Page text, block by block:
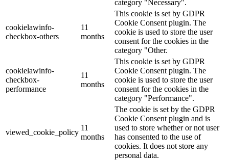
category "Necessary".
cookielawinfo-
checkbox-others
11
months
This cookie is set by GDPR
Cookie Consent plugin. The
cookie is used to store the user
consent for the cookies in the
category "Other.
cookielawinfo-
checkbox-
performance
11
months
This cookie is set by GDPR
Cookie Consent plugin. The
cookie is used to store the user
consent for the cookies in the
category "Performance".
viewed_cookie_policy
11
months
The cookie is set by the GDPR
Cookie Consent plugin and is
used to store whether or not user
has consented to the use of
cookies. It does not store any
personal data.